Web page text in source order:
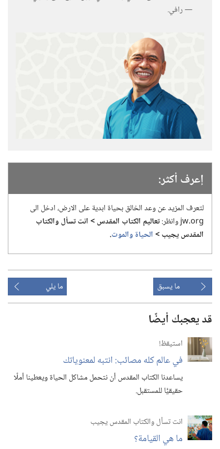
—‏ رافي.‏
إعرف أكثر:‏
لتعرف المزيد عن وعد الخالق بحياة ابدية على الارض،‏ ادخل الى
jw.‎org وانظر:‏
تعاليم الكتاب المقدس >‏ انت تسأل والكتاب
المقدس يجيب >‏الحياة والموت‏.‏
ما يسبق ما يلي
قد يعجبك أيضًا
استيقظ‏!‏
في عالم كله مصائب:‏ انتبه لمعنوياتك
يساعدنا الكتاب المقدس أن نتحمل مشاكل الحياة ويعطينا أملًا
حقيقيًّا للمستقبل.‏
انت تسأل والكتاب المقدس يجيب
ما هي القيامة؟‏